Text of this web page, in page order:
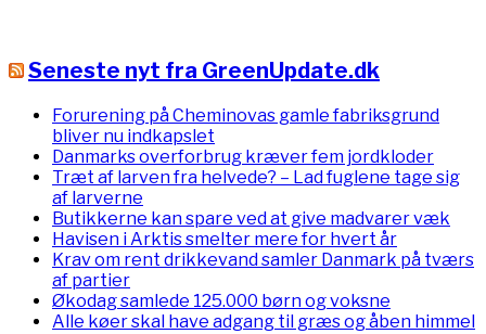
Seneste nyt fra GreenUpdate.dk
Forurening på Cheminovas gamle fabriksgrund
bliver nu indkapslet
Danmarks overforbrug kræver fem jordkloder
Træt af larven fra helvede? – Lad fuglene tage sig
af larverne
Butikkerne kan spare ved at give madvarer væk
Havisen i Arktis smelter mere for hvert år
Krav om rent drikkevand samler Danmark på tværs
af partier
Økodag samlede 125.000 børn og voksne
Alle køer skal have adgang til græs og åben himmel